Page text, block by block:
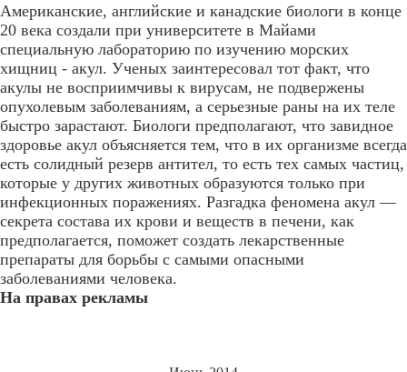
Американские, английские и канадские биологи в конце
20 века создали при университете в Майами
специальную лабораторию по изучению морских
хищниц - акул. Ученых заинтересовал тот факт, что
акулы не восприимчивы к вирусам, не подвержены
опухолевым заболеваниям, а серьезные раны на их теле
быстро зарастают. Биологи предполагают, что завидное
здоровье акул объясняется тем, что в их организме всегда
есть солидный резерв антител, то есть тех самых частиц,
которые у других животных образуются только при
инфекционных поражениях. Разгадка феномена акул —
секрета состава их крови и веществ в печени, как
предполагается, поможет создать лекарственные
препараты для борьбы с самыми опасными
заболеваниями человека.
На правах рекламы